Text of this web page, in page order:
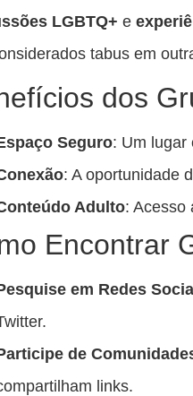
LGBTQ+ e
tabus em
dos
Seguro: Um lugar
: A oportunidade
Adulto: Acesso
Encontrar
em Redes
de
links.